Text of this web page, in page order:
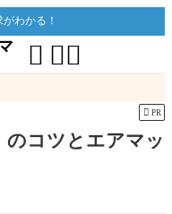
わかる！
 
 PR
のコツとエアマッ